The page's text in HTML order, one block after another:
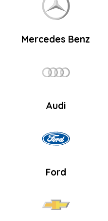
Mercedes Benz
Audi
Ford